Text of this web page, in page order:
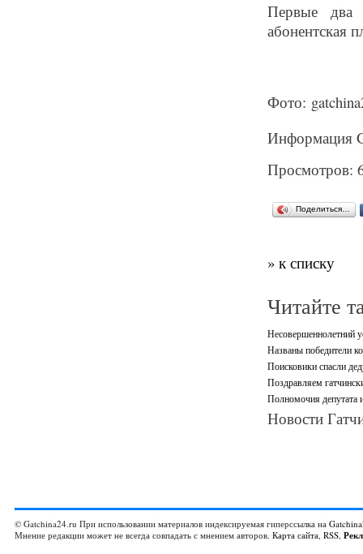
Первые два
абонентская
Фото:
Информация
Просмотров:
Поделиться…
» к списку
Читайте
Несовершеннолетний
Названы победители
Поисковики спасли
Поздравляем
Полномочия депутата
Новости
© Gatchina24.ru При использовании материалов индексируемая гиперссылка на
Мнение редакции может не всегда совпадать с мнением авторов. Карта сайта, RSS,